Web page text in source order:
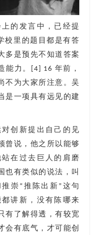
的发言中，已经提
校里的题目都是有答
多是预先不知道答案
能力。[4] 16 年前，
不为大家所注意。吴
是一项具有远见的建
创新提出自己的见
曾说，他之所以能够
在过去巨人的肩磨
也有类似的说法，叫
崇“推陈出新”这句
讲新，没有陈哪来
有了解得透，有较宽
会有底气，才可能创